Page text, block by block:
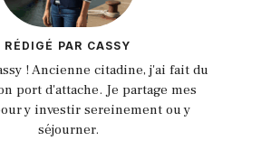
RÉDIGÉ PAR CASSY
! Ancienne citadine, j'ai fait du
port d'attache. Je partage mes
y investir sereinement ou y
séjourner.